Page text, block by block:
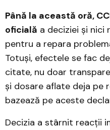
Până la această oră,
oficială a deciziei și nici
pentru a repara
Totuși, efectele se fac
citate, nu doar
și dosare aflate deja pe
bazează pe aceste
Decizia a stârnit reacții